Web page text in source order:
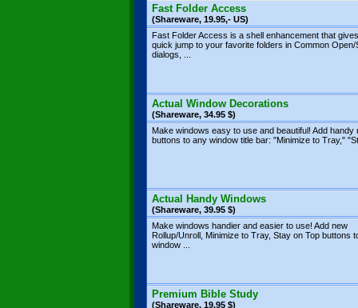
Fast Folder Access
(Shareware, 19.95,- US)
Fast Folder Access is a shell enhancement that
quick jump to your favorite folders in Common Open/
dialogs, ...
Actual Window Decorations
(Shareware, 34.95 $)
Make windows easy to use and beautiful! Add handy
buttons to any window title bar: "Minimize to Tray,"
Actual Handy Windows
(Shareware, 39.95 $)
Make windows handier and easier to use! Add new
Rollup/Unroll, Minimize to Tray, Stay on Top buttons
window ...
Premium Bible Study
(Shareware, 19.95 $)